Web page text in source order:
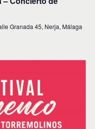
Granada 45, Nerja, Málaga